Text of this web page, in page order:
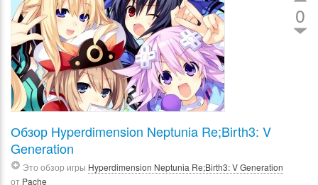
0
Обзор Hyperdimension Neptunia Re;Birth3: V
Generation
Это обзор игры Hyperdimension Neptunia Re;Birth3: V Generation
от Pache